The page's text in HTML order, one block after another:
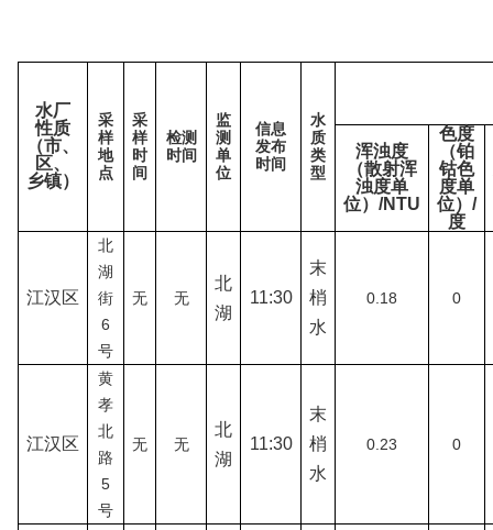
水厂
性质
（市、
区、
乡镇）
采
样
地
点
采
样
时
间
检测
时间
监
测
单
位
信息
发布
时间
水
质
类
型
浑浊度
（散射浑
浊度单
位）/NTU
色度
（铂
钴色
度单
位）/
度
江汉区
北
湖
街
6
号
无 无
北
湖
11:30
末
梢
水
0.18 0
江汉区
黄
孝
北
路
5
号
无 无
北
湖
11:30
末
梢
水
0.23 0